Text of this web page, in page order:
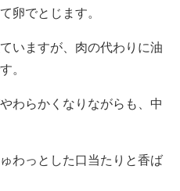
卵でとじます。
いますが、肉の代わりに油
。
わらかくなりながらも、中
わっとした口当たりと香ば